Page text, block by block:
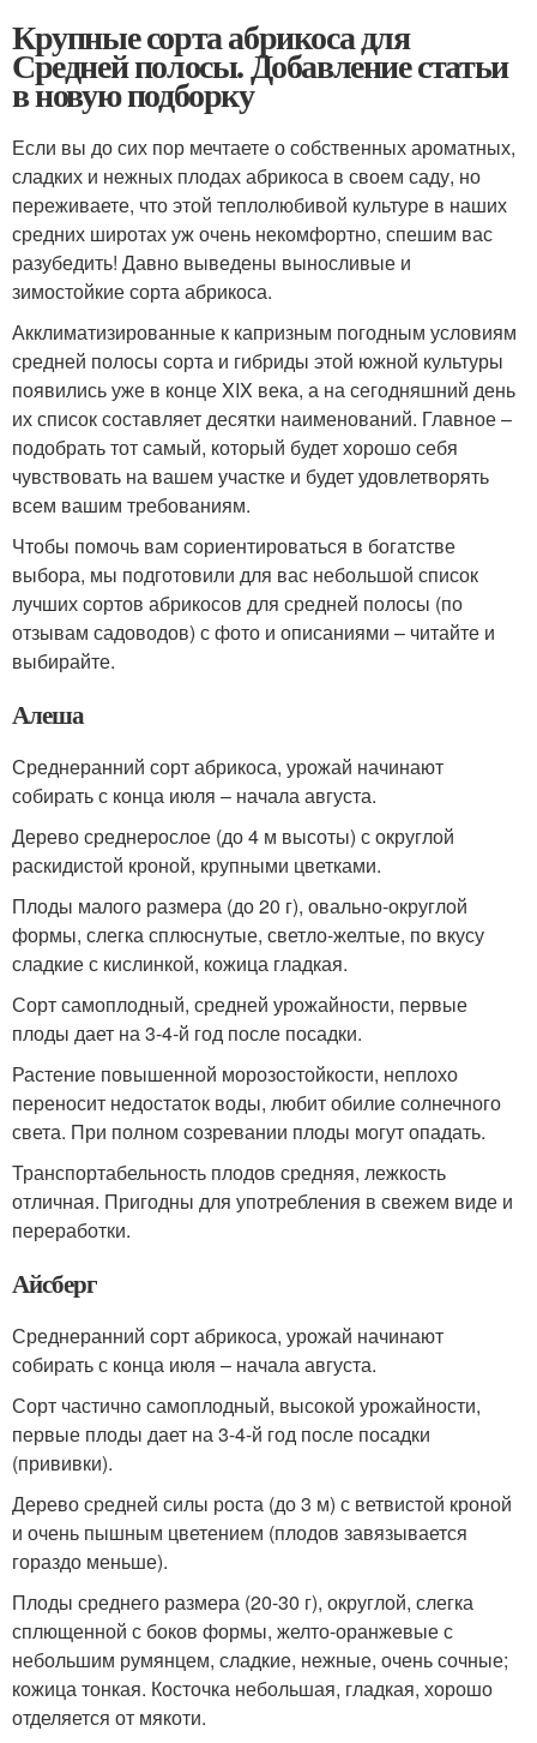
Крупные сорта абрикоса для
Средней полосы. Добавление статьи
в новую подборку
Если вы до сих пор мечтаете о собственных ароматных,
сладких и нежных плодах абрикоса в своем саду, но
переживаете, что этой теплолюбивой культуре в наших
средних широтах уж очень некомфортно, спешим вас
разубедить! Давно выведены выносливые и
зимостойкие сорта абрикоса.
Акклиматизированные к капризным погодным условиям
средней полосы сорта и гибриды этой южной культуры
появились уже в конце XIX века, а на сегодняшний день
их список составляет десятки наименований. Главное –
подобрать тот самый, который будет хорошо себя
чувствовать на вашем участке и будет удовлетворять
всем вашим требованиям.
Чтобы помочь вам сориентироваться в богатстве
выбора, мы подготовили для вас небольшой список
лучших сортов абрикосов для средней полосы (по
отзывам садоводов) с фото и описаниями – читайте и
выбирайте.
Алеша
Среднеранний сорт абрикоса, урожай начинают
собирать с конца июля – начала августа.
Дерево среднерослое (до 4 м высоты) с округлой
раскидистой кроной, крупными цветками.
Плоды малого размера (до 20 г), овально-округлой
формы, слегка сплюснутые, светло-желтые, по вкусу
сладкие с кислинкой, кожица гладкая.
Сорт самоплодный, средней урожайности, первые
плоды дает на 3-4-й год после посадки.
Растение повышенной морозостойкости, неплохо
переносит недостаток воды, любит обилие солнечного
света. При полном созревании плоды могут опадать.
Транспортабельность плодов средняя, лежкость
отличная. Пригодны для употребления в свежем виде и
переработки.
Айсберг
Среднеранний сорт абрикоса, урожай начинают
собирать с конца июля – начала августа.
Сорт частично самоплодный, высокой урожайности,
первые плоды дает на 3-4-й год после посадки
(прививки).
Дерево средней силы роста (до 3 м) с ветвистой кроной
и очень пышным цветением (плодов завязывается
гораздо меньше).
Плоды среднего размера (20-30 г), округлой, слегка
сплющенной с боков формы, желто-оранжевые с
небольшим румянцем, сладкие, нежные, очень сочные;
кожица тонкая. Косточка небольшая, гладкая, хорошо
отделяется от мякоти.